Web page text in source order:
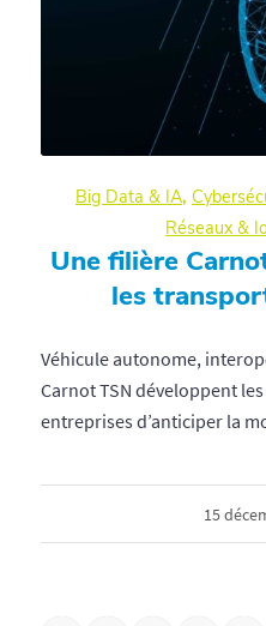
Big Data & IA,
Réseaux &
Une filière
les
Véhicule autonome,
Carnot TSN développent
entreprises d’anticiper la
15